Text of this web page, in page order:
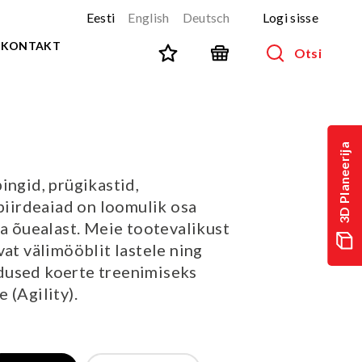
3D Planeerija
Eesti English Deutsch Logi sisse
KONTAKT Otsi
UUS! PARKUUR
Spordivahendid
Välitreeningvahendid
TEQ mängulauad
prügikastid,
on loomulik osa
õuealast. Meie tootevalikust
välimööblit lastele ning
koerte treenimiseks
(Agility).